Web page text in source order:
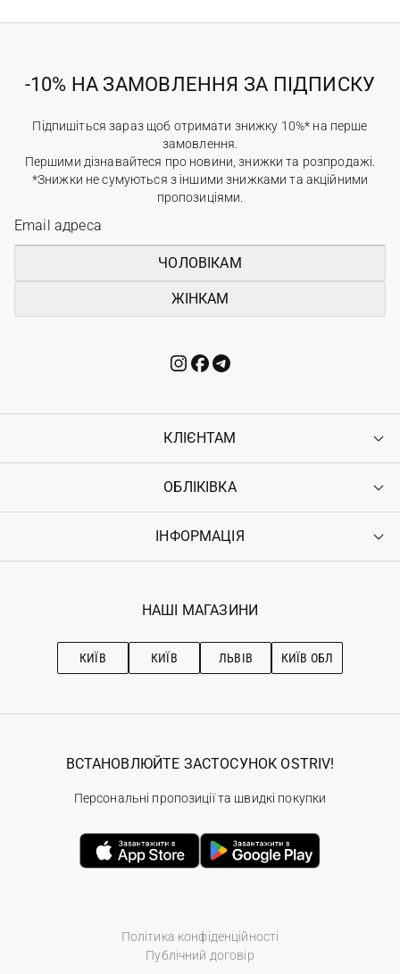
-10% НА ЗАМОВЛЕННЯ ЗА ПІДПИСКУ
Підпишіться зараз щоб отримати знижку 10%* на перше
замовлення.
Першими дізнавайтеся про новини, знижки та розпродажі.
*Знижки не сумуються з іншими знижками та акційними
пропозиціями.
ЧОЛОВІКАМ
ЖІНКАМ
КЛІЄНТАМ
Контакти
Повернення
Гарантія
ОБЛІКІВКА
Увійти
Ostriv Club+
ІНФОРМАЦІЯ
Наші магазини
Рекомендації з догляду
НАШІ МАГАЗИНИ
КИЇВ КИЇВ ЛЬВІВ КИЇВ ОБЛ
Політика конфіденційності
Публічний договір
ВСТАНОВЛЮЙТЕ ЗАСТОСУНОК OSTRIV!
Персональні пропозиції та швидкі покупки